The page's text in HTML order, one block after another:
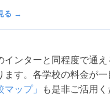
る →
インターと同程度で通え
ます。各学校の料金が一
マップ」 も是非ご活用く